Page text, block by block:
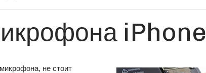
iPhone
не стоит